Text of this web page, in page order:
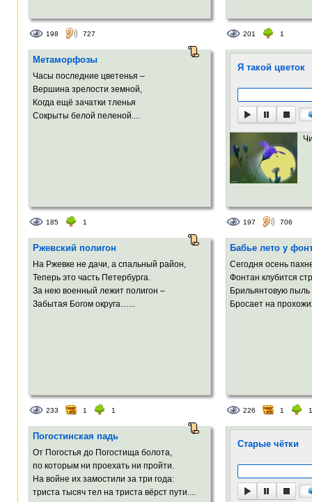
198 727 201 1
Метаморфозы
Часы последние цветенья –
Вершина зрелости земной,
Когда ещё зачатки тленья
Сокрыты белой пеленой....
185 1
Я такой цветок
197 706
Ржевский полигон
На Ржевке не дачи, а спальный район,
Теперь это часть Петербурга.
За нею военный лежит полигон –
Забытая Богом округа…...
233 1 1
Бабье лето у
Сегодня осень
Фонтан клубится
Брильянтовую
Бросает на
226 1 1
Погостинская падь
От Погостья до Погостища болота,
по которым ни проехать ни пройти.
На войне их замостили за три года:
триста тысяч тел на триста вёрст пути....
Старые чётки